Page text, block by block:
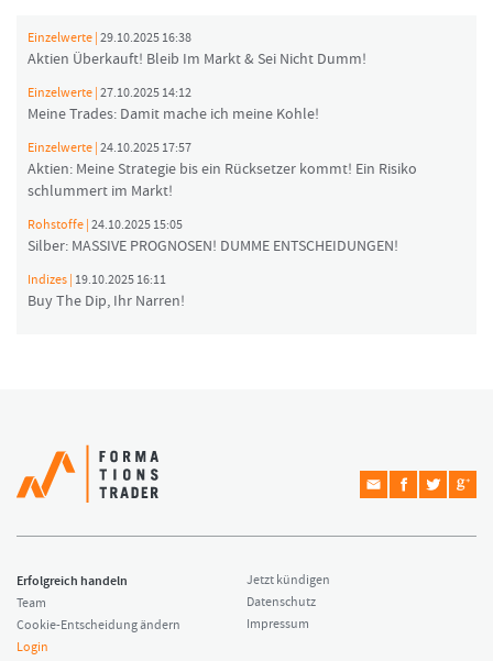
Einzelwerte | 29.10.2025 16:38
Aktien Überkauft! Bleib Im Markt & Sei Nicht Dumm!
Einzelwerte | 27.10.2025 14:12
Meine Trades: Damit mache ich meine Kohle!
Einzelwerte | 24.10.2025 17:57
Aktien: Meine Strategie bis ein Rücksetzer kommt! Ein Risiko
schlummert im Markt!
Rohstoffe | 24.10.2025 15:05
Silber: MASSIVE PROGNOSEN! DUMME ENTSCHEIDUNGEN!
Indizes | 19.10.2025 16:11
Buy The Dip, Ihr Narren!
Erfolgreich handeln
Team
Cookie-Entscheidung ändern
Login
Jetzt kündigen
Datenschutz
Impressum